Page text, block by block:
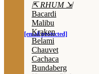
[email protected]
⇱ RHUM ⇲
Bacardi
Malibu
Kraken
Belami
Chauvet
Cachaca
Bundaberg